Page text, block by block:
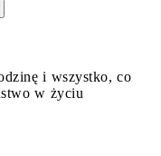
i wszystko, co
w życiu